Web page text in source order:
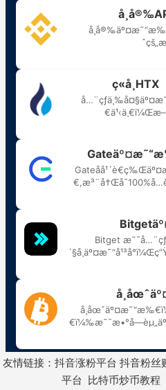
友情链接： 抖音涨粉平台 抖音粉丝
平台
比特币炒币教程